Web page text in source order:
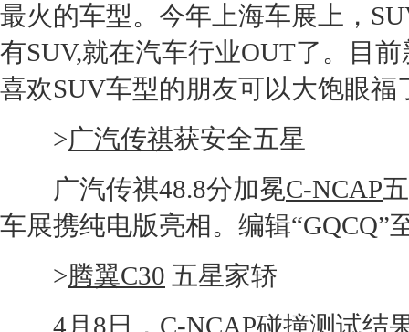
最火的车型。今年 上海车展 上，
有SUV,就在汽车行业OUT了。目
喜欢SUV车型的朋友可以大饱眼福
>广汽传祺获安全五星
广汽传祺48.8分加冕C-NCAP
车展携纯电版亮相。编辑“GQCQ”
>腾翼C30 五星家轿
4月8日， C-NCAP碰撞测试结